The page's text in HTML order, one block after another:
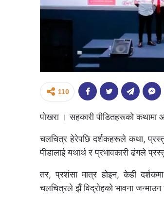
110
पोखरा । सहकारी पीडितहरूको कथामा
चलचित्र हेरेपछि दर्शकहरूले कथा,
पीडालाई यथार्थ र प्रभावकारी ढंगले
तर, प्रशंसा मात्र होइन, केही
चलचित्रले झैँ विद्रोहको भावना